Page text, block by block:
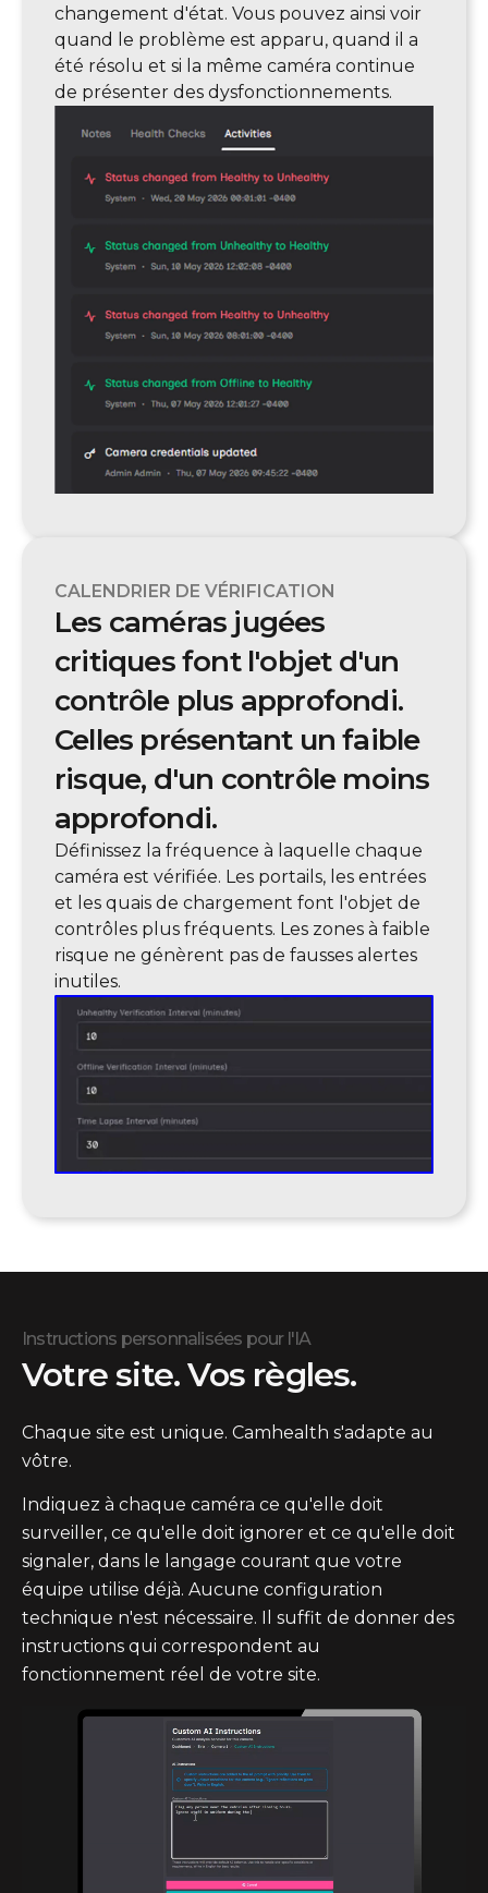
changement d'état. Vous pouvez ainsi voir
quand le problème est apparu, quand il a
été résolu et si la même caméra continue
de présenter des dysfonctionnements.
CALENDRIER DE VÉRIFICATION
Les caméras jugées
critiques font l'objet d'un
contrôle plus approfondi.
Celles présentant un faible
risque, d'un contrôle moins
approfondi.
Définissez la fréquence à laquelle chaque
caméra est vérifiée. Les portails, les entrées
et les quais de chargement font l'objet de
contrôles plus fréquents. Les zones à faible
risque ne génèrent pas de fausses alertes
inutiles.
Instructions personnalisées pour l'IA
Votre site. Vos règles.
Chaque site est unique. Camhealth s'adapte au
vôtre.
Indiquez à chaque caméra ce qu'elle doit
surveiller, ce qu'elle doit ignorer et ce qu'elle doit
signaler, dans le langage courant que votre
équipe utilise déjà. Aucune configuration
technique n'est nécessaire. Il suffit de donner des
instructions qui correspondent au
fonctionnement réel de votre site.